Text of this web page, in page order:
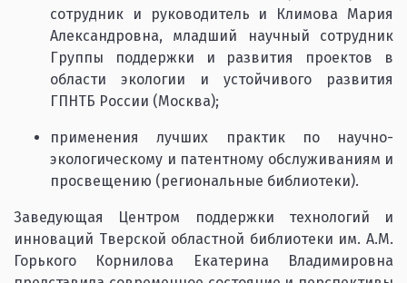
сотрудник и руководитель и Климова Мария
Александровна, младший научный сотрудник
Группы поддержки и развития проектов в
области экологии и устойчивого развития
ГПНТБ России (Москва);
применения лучших практик по научно-
экологическому и патентному обслуживаниям и
просвещению (региональные библиотеки).
Заведующая Центром поддержки технологий и
инноваций Тверской областной библиотеки им. А.М.
Горького Корнилова Екатерина Владимировна